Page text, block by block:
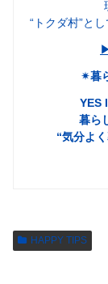
“トクダ村”と
✴︎暮
YES
暮ら
“気分よ
HAPPY TIPS